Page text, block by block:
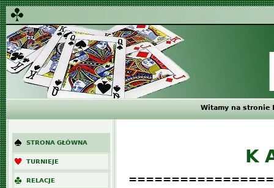
Witamy na stronie
K
STRONA GŁÓWNA
TURNIEJE
RELACJE